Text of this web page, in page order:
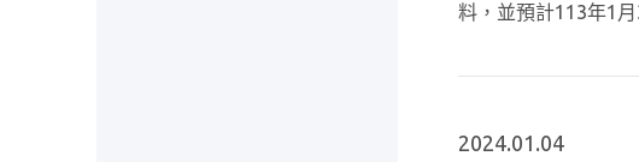
料，並預計113年1
2024.01.04